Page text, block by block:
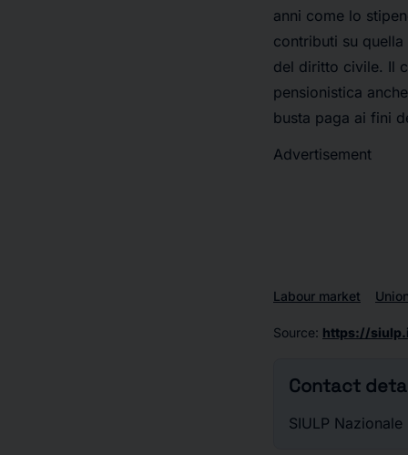
anni come lo
contributi su
del diritto civile. Il
pensionistica
busta paga ai fini
Advertisement
Labour market Union
Source: https://
Contact
SIULP Nazionale